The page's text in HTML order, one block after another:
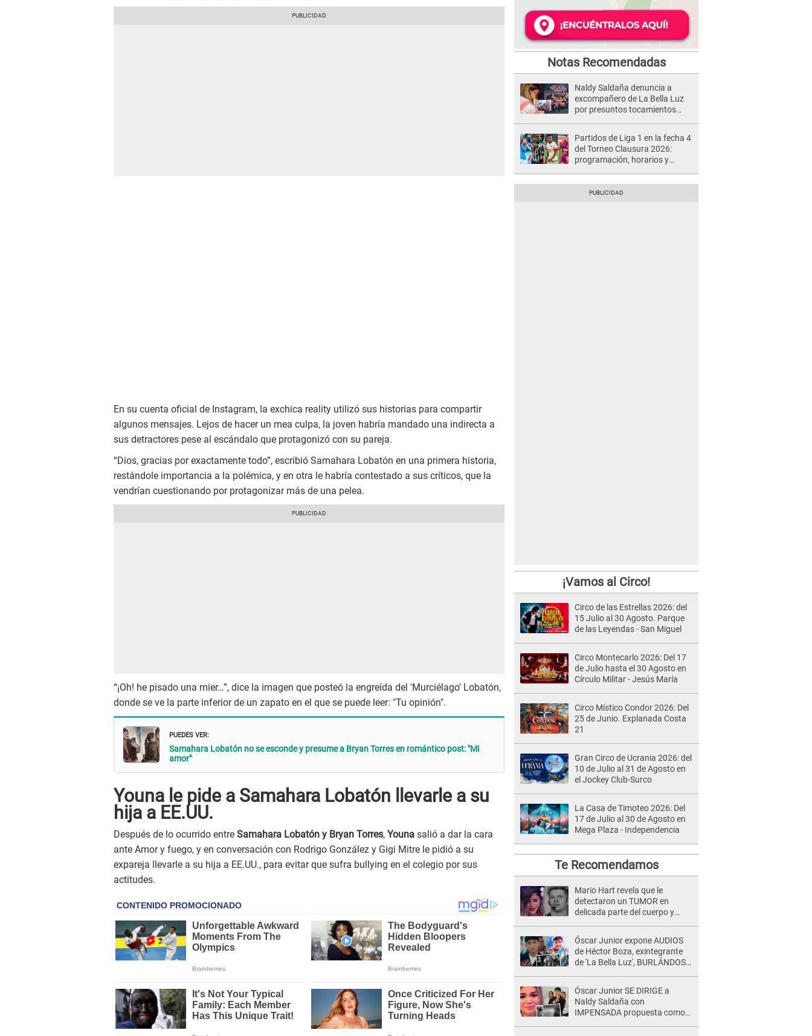
En su cuenta oficial de Instagram, la exchica reality utilizó sus historias para compartir
algunos mensajes. Lejos de hacer un mea culpa, la joven habría mandado una indirecta a
sus detractores pese al escándalo que protagonizó con su pareja.
“Dios, gracias por exactamente todo”, escribió Samahara Lobatón en una primera historia,
restándole importancia a la polémica, y en otra le habría contestado a sus críticos, que la
vendrían cuestionando por protagonizar más de una pelea.
“¡Oh! he pisado una mier…”, dice la imagen que posteó la engreída del 'Murciélago' Lobatón,
donde se ve la parte inferior de un zapato en el que se puede leer: "Tu opinión".
PUEDES VER:
Samahara Lobatón no se esconde y presume a Bryan Torres en romántico post: "Mi
amor"
Youna le pide a Samahara Lobatón llevarle a su
hija a EE.UU.
Después de lo ocurrido entre Samahara Lobatón y Bryan Torres, Youna salió a dar la cara
ante Amor y fuego, y en conversación con Rodrigo González y Gigi Mitre le pidió a su
expareja llevarle a su hija a EE.UU., para evitar que sufra bullying en el colegio por sus
actitudes.
Notas Recomendadas
Naldy Saldaña denuncia a
excompañero de La Bella Luz
por presuntos tocamientos
Partidos de Liga 1 en la fecha 4
del Torneo Clausura 2026:
programación, horarios y
¡Vamos al Circo!
Circo de las Estrellas 2026: del
15 Julio al 30 Agosto. Parque
de las Leyendas - San Miguel
Circo Montecarlo 2026: Del 17
de Julio hasta el 30 Agosto en
Círculo Militar - Jesús María
Circo Místico Condor 2026: Del
25 de Junio. Explanada Costa
21
Gran Circo de Ucrania 2026: del
10 de Julio al 31 de Agosto en
el Jockey Club-Surco
La Casa de Timoteo 2026: Del
17 de Julio al 30 de Agosto en
Mega Plaza - Independencia
Te Recomendamos
Mario Hart revela que le
detectaron un TUMOR en
delicada parte del cuerpo y
muy fuertes..."
Óscar Junior expone AUDIOS
de Héctor Boza, exintegrante
de 'La Bella Luz', BURLÁNDOSE
de maltrato: "Grábame..."
Óscar Junior SE DIRIGE a
Naldy Saldaña con
IMPENSADA propuesta como